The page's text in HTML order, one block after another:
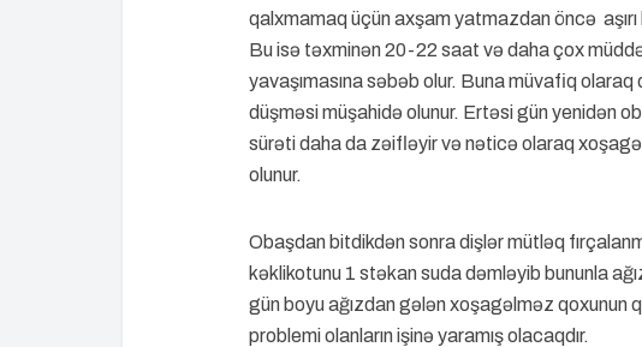
qalxmamaq üçün axşam yatmazdan öncə
Bu isə təxminən 20-22 saat və daha çox
yavaşımasına səbəb olur. Buna müvafiq
düşməsi müşahidə olunur. Ertəsi gün yenidən
sürəti daha da zəifləyir və nəticə olaraq
olunur.
Obaşdan bitdikdən sonra dişlər mütləq
kəklikotunu 1 stəkan suda dəmləyib bununla
gün boyu ağızdan gələn xoşagəlməz qoxunun
problemi olanların işinə yaramış olacaqdır.